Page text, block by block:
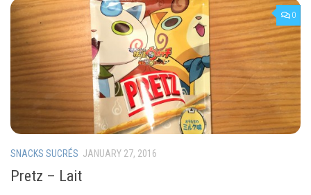
0
SNACKS SUCRÉS JANUARY 27, 2016
Pretz – Lait